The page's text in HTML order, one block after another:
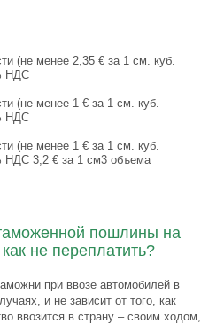
(не менее 2,35 € за 1 см. куб.
НДС
(не менее 1 € за 1 см. куб.
НДС
(не менее 1 € за 1 см. куб.
НДС 3,2 € за 1 см3 объема
пошлины на
не переплатить?
при ввозе автомобилей в
и не зависит от того, как
ввозится в страну – своим ходом,